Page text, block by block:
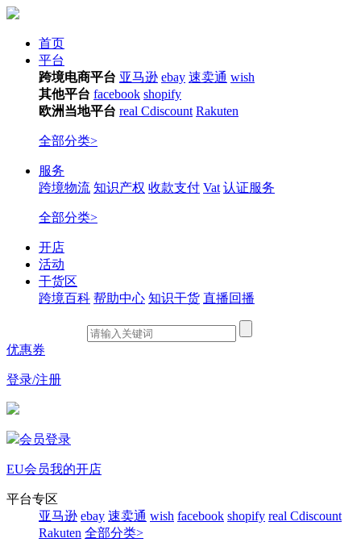
首页
平台
跨境电商平台 亚马逊 ebay 速卖通 wish
其他平台 facebook shopify
欧洲当地平台 real Cdiscount Rakuten
全部分类>
服务
跨境物流 知识产权 收款支付 Vat 认证服务
全部分类>
开店
活动
干货区
跨境百科 帮助中心 知识干货 直播回播
优惠券
登录/注册
会员登录
EU会员我的开店
平台专区
亚马逊 ebay 速卖通 wish facebook shopify real Cdiscount
Rakuten 全部分类>